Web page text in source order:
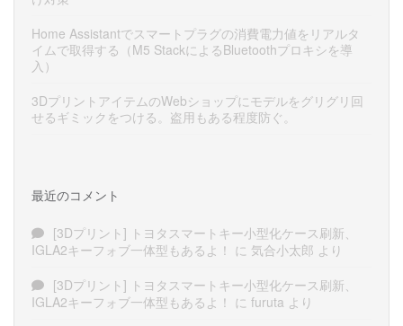
Home Assistantでスマートプラグの消費電力値をリアルタ
イムで取得する（M5 StackによるBluetoothプロキシを導
入）
3DプリントアイテムのWebショップにモデルをグリグリ回
せるギミックをつける。盗用もある程度防ぐ。
最近のコメント
[3Dプリント] トヨタスマートキー小型化ケース刷新、
IGLA2キーフォブ一体型もあるよ！ に 気合小太郎 より
[3Dプリント] トヨタスマートキー小型化ケース刷新、
IGLA2キーフォブ一体型もあるよ！ に furuta より